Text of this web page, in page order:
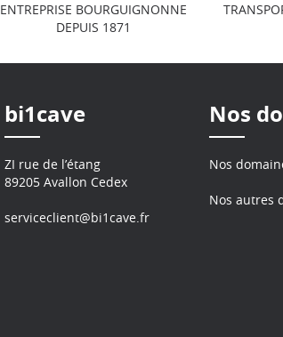
ENTREPRISE BOURGUIGNONNE
DEPUIS 1871
bi1cave
ZI rue de l’étang
89205 Avallon Cedex
serviceclient@bi1cave.fr
Nos
Nos
Nos autres